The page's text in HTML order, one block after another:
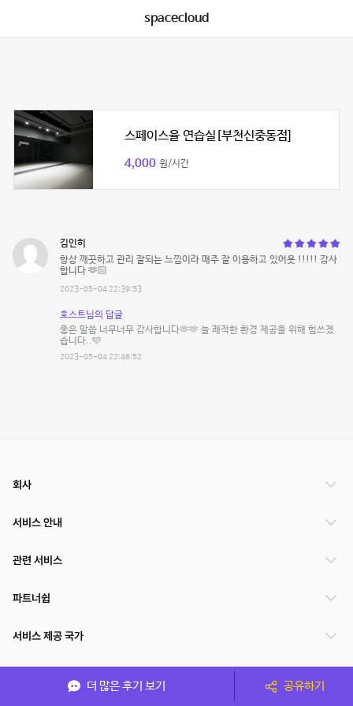
spacecloud
스페이스율 연습실[부천신중동점]
4,000 원/시간
김인히
항상 깨끗하고 관리 잘되는 느낌이라 매주 잘 이용하고 있어욧 !!!!! 감사
합니다 🫶🏻
2023-05-04 22:39:53
호스트님의 답글
좋은 말씀 너무너무 감사합니다🫶🫶 늘 쾌적한 환경 제공을 위해 힘쓰겠
습니다..🩵
2023-05-04 22:46:52
더 많은 후기 보기 공유하기
회사
서비스 안내
관련 서비스
파트너쉽
서비스 제공 국가
(주)NSPACE 사업자정보